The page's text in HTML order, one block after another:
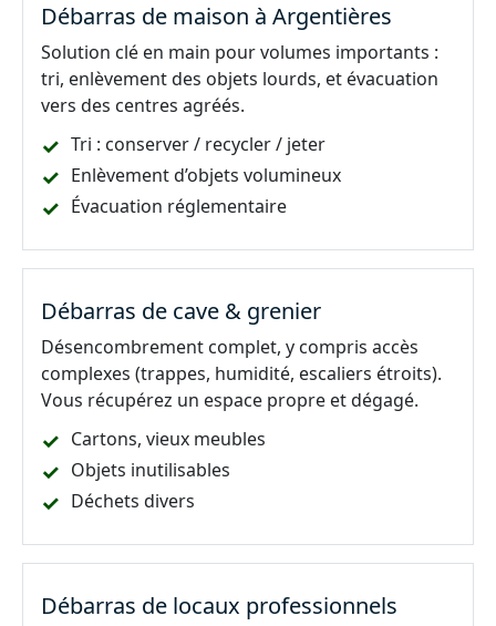
Débarras de maison à Argentières
Solution clé en main pour volumes importants :
tri, enlèvement des objets lourds, et évacuation
vers des centres agréés.
Tri : conserver / recycler / jeter
Enlèvement d’objets volumineux
Évacuation réglementaire
Débarras de cave & grenier
Désencombrement complet, y compris accès
complexes (trappes, humidité, escaliers étroits).
Vous récupérez un espace propre et dégagé.
Cartons, vieux meubles
Objets inutilisables
Déchets divers
Débarras de locaux professionnels